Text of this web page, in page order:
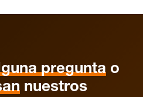
pregunta o
nuestros